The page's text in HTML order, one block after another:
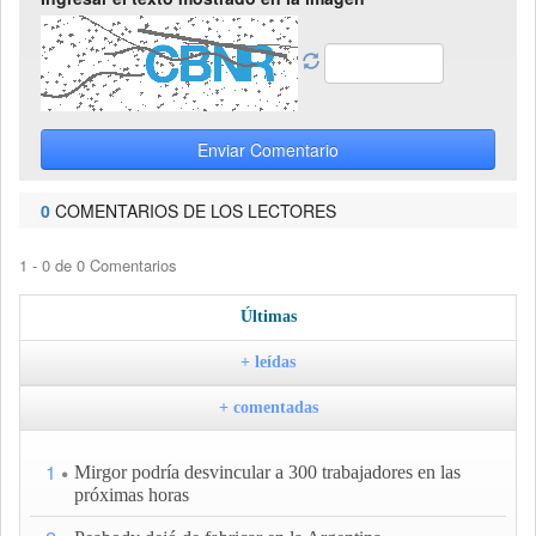
Enviar Comentario
0 COMENTARIOS DE LOS LECTORES
1 - 0 de 0 Comentarios
Últimas
+ leídas
+ comentadas
1
Mirgor podría desvincular a 300 trabajadores en las
próximas horas